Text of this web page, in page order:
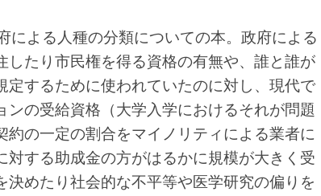
による人種の分類についての本。政府による
たり市民権を得る資格の有無や、誰と誰が
するために使われていたのに対し、現代で
の受給資格（大学入学におけるそれが問題
約の一定の割合をマイノリティによる業者に
する助成金の方がはるかに規模が大きく受
めたり社会的な不平等や医学研究の偏りを